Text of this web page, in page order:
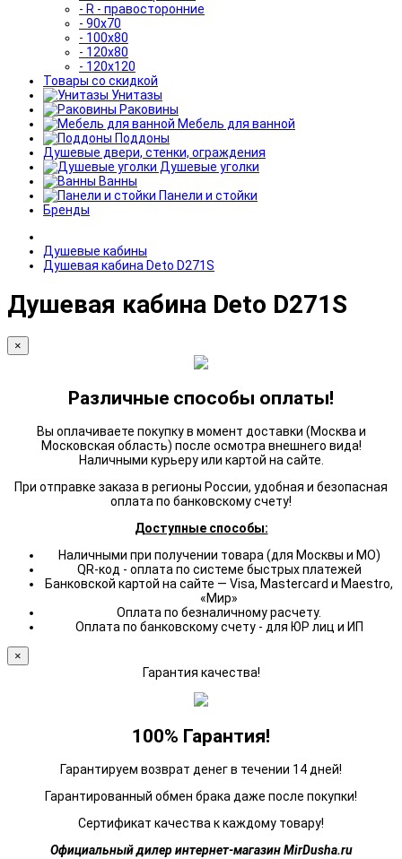
- R - правосторонние
- 90x70
- 100x80
- 120x80
- 120x120
Товары со скидкой
Унитазы
Раковины
Мебель для ванной
Поддоны
Душевые двери, стенки, ограждения
Душевые уголки
Ванны
Панели и стойки
Бренды
Душевые кабины
Душевая кабина Deto D271S
Душевая кабина Deto D271S
×
Различные способы оплаты!
Вы оплачиваете покупку в момент доставки (Москва и
Московская область) после осмотра внешнего вида!
Наличными курьеру или картой на сайте.
При отправке заказа в регионы России, удобная и безопасная
оплата по банковскому счету!
Доступные способы:
Наличными при получении товара (для Москвы и МО)
QR-код - оплата по системе быстрых платежей
Банковской картой на сайте — Visa, Mastercard и Maestro,
«Мир»
Оплата по безналичному расчету.
Оплата по банковскому счету - для ЮР лиц и ИП
×
Гарантия качества!
100% Гарантия!
Гарантируем возврат денег в течении 14 дней!
Гарантированный обмен брака даже после покупки!
Сертификат качества к каждому товару!
Официальный дилер интернет-магазин MirDusha.ru